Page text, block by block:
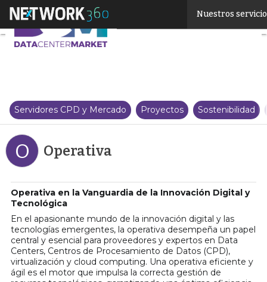
Nuestros
Servidores CPD y Mercado Proyectos Sostenibilidad
O Operativa
Operativa en la Vanguardia de la Innovación Digital y
Tecnológica
En el apasionante mundo de la innovación digital y las
tecnologías emergentes, la operativa desempeña un papel
central y esencial para proveedores y expertos en Data
Centers, Centros de Procesamiento de Datos (CPD),
virtualización y cloud computing. Una operativa eficiente y
ágil es el motor que impulsa la correcta gestión de